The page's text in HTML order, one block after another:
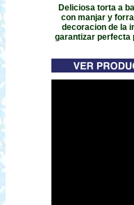
Deliciosa torta a
con manjar y
decoracion de la
garantizar perfecta